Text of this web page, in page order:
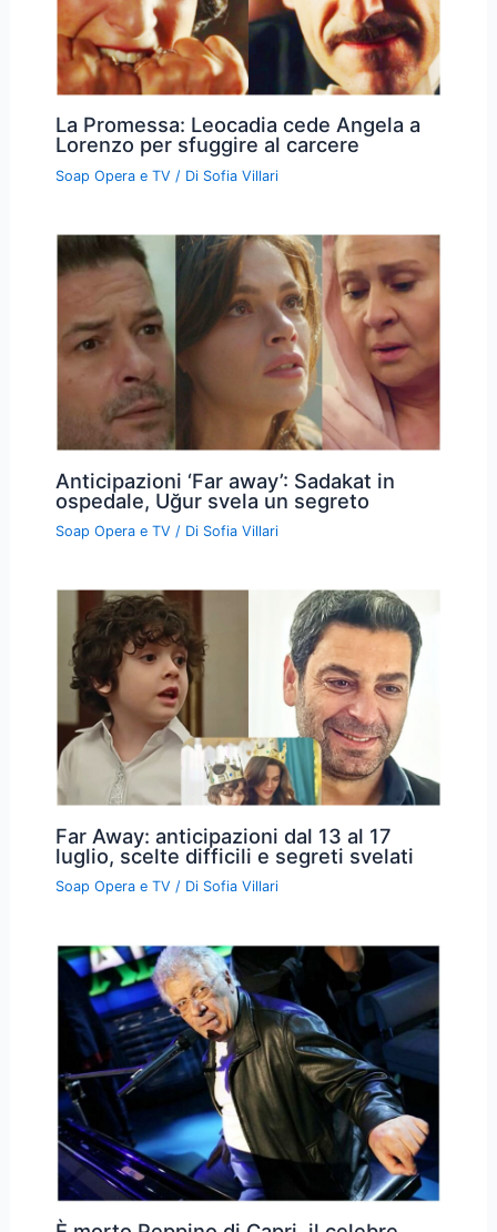
La Promessa: Leocadia cede Angela a
Lorenzo per sfuggire al carcere
Soap Opera e TV / Di Sofia Villari
Anticipazioni ‘Far away’: Sadakat in
ospedale, Uğur svela un segreto
Soap Opera e TV / Di Sofia Villari
Far Away: anticipazioni dal 13 al 17
luglio, scelte difficili e segreti svelati
Soap Opera e TV / Di Sofia Villari